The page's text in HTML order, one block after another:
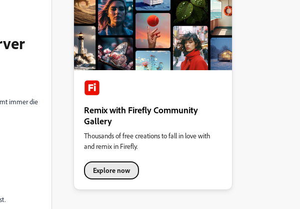
immer die
Remix with Firefly Community
Gallery
Thousands of free creations to fall in love with
and remix in Firefly.
Explore now